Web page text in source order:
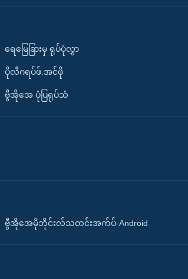
ရေမြေခြားမှ ရုပ်ပုံလွှာ
ပိုလီဂရပ်ဖ်.အင်ဖို
ဗွီအိုအေ ပုံပြရုပ်သံ
ဗွီအိုအေမိုဘိုင်းလ်သတင်းအက်ပ်-Android